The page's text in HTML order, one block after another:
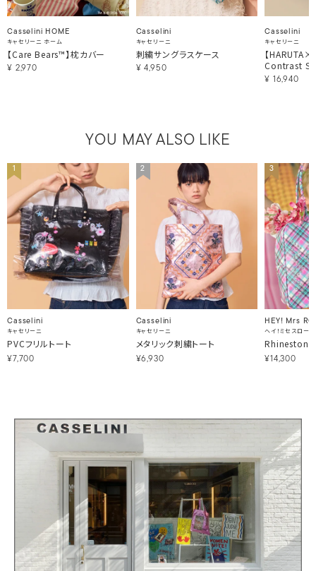
Casselini HOME
キャセリーニ ホーム
【Care Bears™】枕カバー
¥ 2,970
Casselini
キャセリーニ
刺繍サングラスケース
¥ 4,950
Casselini
キャセリーニ
【
Contrast
¥ 16,940
YOU MAY ALSO LIKE
1
Casselini
キャセリーニ
PVCフリルトート
¥7,700
2
Casselini
キャセリーニ
メタリック刺繍トート
¥6,930
3
HEY! Mrs
ヘイ！ミセスローズ
¥14,300